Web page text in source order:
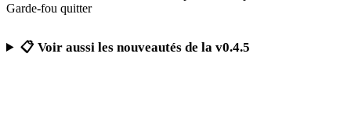
Garde-fou quitter
📋 Voir aussi les nouveautés de la v0.4.5